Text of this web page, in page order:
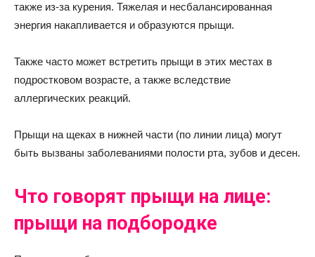
также из-за курения. Тяжелая и несбалансированная
энергия накапливается и образуются прыщи.
Также часто может встретить прыщи в этих местах в
подростковом возрасте, а также вследствие
аллергических реакций.
Прыщи на щеках в нижней части (по линии лица) могут
быть вызваны заболеваниями полости рта, зубов и десен.
Что говорят прыщи на лице:
прыщи на подбородке